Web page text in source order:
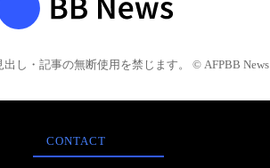
し・記事の無断使用を禁じます。 © AFPBB News
CONTACT